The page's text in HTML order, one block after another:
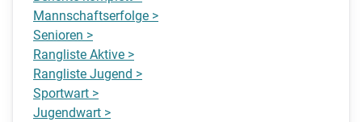
Mannschaftserfolge >
Senioren >
Rangliste Aktive >
Rangliste Jugend >
Sportwart >
Jugendwart >